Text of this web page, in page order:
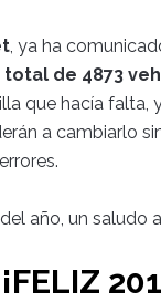
, ya ha
total de 4873
que hacía
a cambiarlo
año, un saludo
¡FELIZ